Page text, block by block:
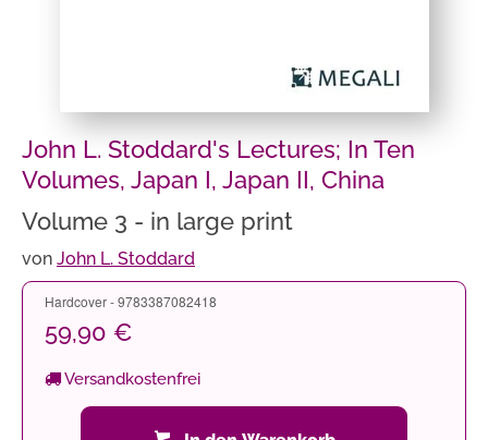
John L. Stoddard's Lectures; In Ten
Volumes, Japan I, Japan II, China
Volume 3 - in large print
von John L. Stoddard
Hardcover - 9783387082418
59,90 €
Versandkostenfrei